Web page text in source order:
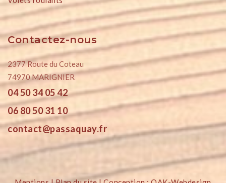
Contactez-nous
2377 Route du Coteau
74970 MARIGNIER
04 50 34 05 42
06 80 50 31 10
contact@passaquay.fr